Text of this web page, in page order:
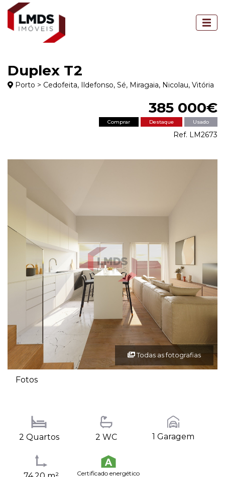
Duplex T2
Porto > Cedofeita, Ildefonso, Sé, Miragaia, Nicolau, Vitória
385 000€
Comprar Destaque Usado
Ref. LM2673
Todas as fotografias
Fotos
2 Quartos 2 WC 1 Garagem
Certificado energético